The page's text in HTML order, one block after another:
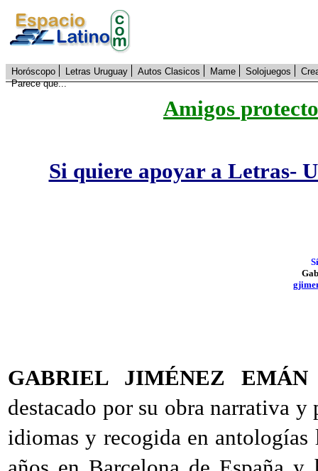
Horóscopo Letras Uruguay Autos Clasicos Mame Solojuegos
Parece que...
Amigos
Si quiere apoyar a Letras-
GABRIEL JIMÉNEZ EMÁN
destacado por su obra narrativa
idiomas y recogida en